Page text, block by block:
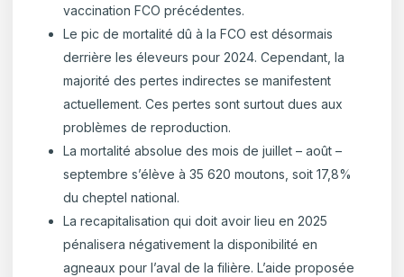
vaccination FCO précédentes.
Le pic de mortalité dû à la FCO est désormais
derrière les éleveurs pour 2024. Cependant, la
majorité des pertes indirectes se manifestent
actuellement. Ces pertes sont surtout dues aux
problèmes de reproduction.
La mortalité absolue des mois de juillet – août –
septembre s’élève à 35 620 moutons, soit 17,8%
du cheptel national.
La recapitalisation qui doit avoir lieu en 2025
pénalisera négativement la disponibilité en
agneaux pour l’aval de la filière. L’aide proposée